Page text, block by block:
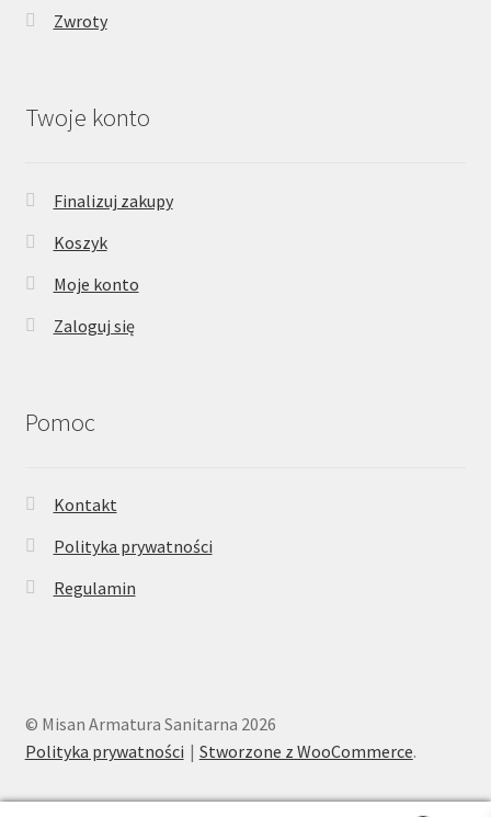
Zwroty
Twoje konto
Finalizuj zakupy
Koszyk
Moje konto
Zaloguj się
Pomoc
Kontakt
Polityka prywatności
Regulamin
© Misan Armatura Sanitarna 2026
Polityka prywatności
Stworzone z WooCommerce.